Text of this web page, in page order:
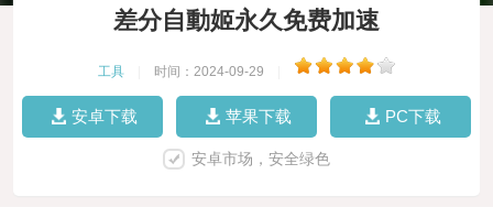
差分自動姬永久免费加速
工具 时间：2024-09-29
安卓下载 苹果下载 PC下载
安卓市场，安全绿色